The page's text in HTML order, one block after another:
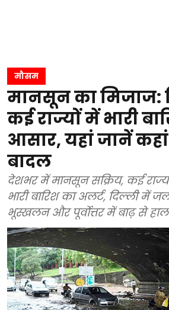
मौसम
मानसून का मिजाज:
कई राज्यों में भारी
आसार, यहां जानें
बादल
देशभर में मानसून सक्रिय, कई
भारी बारिश का अलर्ट, दिल्ली में
भूस्खलन और पूर्वोत्तर में बाढ़ से